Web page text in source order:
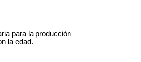
para la producción
la edad.